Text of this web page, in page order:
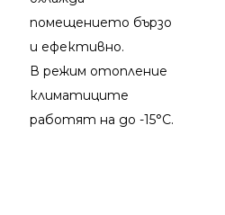
помещението бързо
и ефективно.
В режим отопление
климатиците
работят на до -15°C.